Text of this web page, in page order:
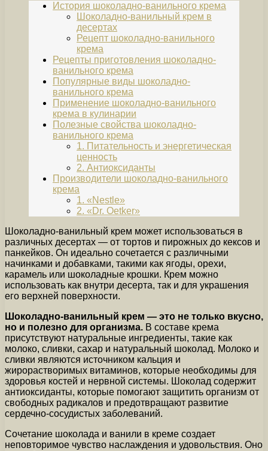
История шоколадно-ванильного крема
Шоколадно-ванильный крем в
десертах
Рецепт шоколадно-ванильного
крема
Рецепты приготовления шоколадно-
ванильного крема
Популярные виды шоколадно-
ванильного крема
Применение шоколадно-ванильного
крема в кулинарии
Полезные свойства шоколадно-
ванильного крема
1. Питательность и энергетическая
ценность
2. Антиоксиданты
Производители шоколадно-ванильного
крема
1. «Nestle»
2. «Dr. Oetker»
Шоколадно-ванильный крем может использоваться в
различных десертах — от тортов и пирожных до кексов и
панкейков. Он идеально сочетается с различными
начинками и добавками, такими как ягоды, орехи,
карамель или шоколадные крошки. Крем можно
использовать как внутри десерта, так и для украшения
его верхней поверхности.
Шоколадно-ванильный крем — это не только вкусно,
но и полезно для организма. В составе крема
присутствуют натуральные ингредиенты, такие как
молоко, сливки, сахар и натуральный шоколад. Молоко и
сливки являются источником кальция и
жирорастворимых витаминов, которые необходимы для
здоровья костей и нервной системы. Шоколад содержит
антиоксиданты, которые помогают защитить организм от
свободных радикалов и предотвращают развитие
сердечно-сосудистых заболеваний.
Сочетание шоколада и ванили в креме создает
неповторимое чувство наслаждения и удовольствия. Оно